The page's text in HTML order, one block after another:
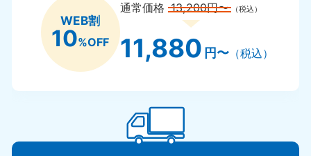
WEB割
10%OFF
通常価格13,200円〜 （税込）
11,880 円〜（税込）